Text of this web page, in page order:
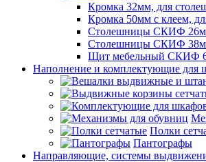
Кромка 32мм, для
Кромка 50мм с клеем,
Столешницы СКИФ
Столешницы СКИФ
Щит мебельный СКИФ
Наполнение и комплектующие для
Полки
Пантографы
Направляющие, системы